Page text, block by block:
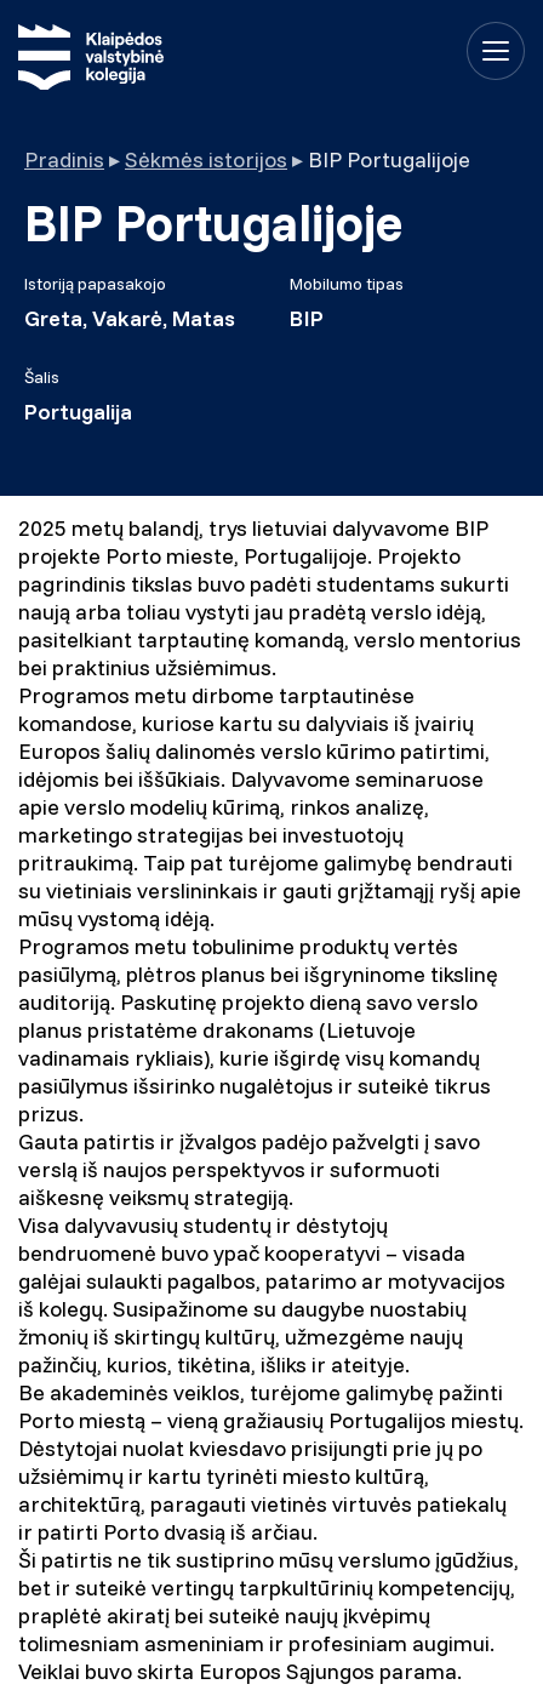
Pradinis ▸Sėkmės istorijos ▸ BIP Portugalijoje
BIP Portugalijoje
Istoriją papasakojo
Greta, Vakarė, Matas
Mobilumo tipas
BIP
Šalis
Portugalija
2025 metų balandį, trys lietuviai dalyvavome BIP
projekte Porto mieste, Portugalijoje. Projekto
pagrindinis tikslas buvo padėti studentams sukurti
naują arba toliau vystyti jau pradėtą verslo idėją,
pasitelkiant tarptautinę komandą, verslo mentorius
bei praktinius užsiėmimus.
Programos metu dirbome tarptautinėse
komandose, kuriose kartu su dalyviais iš įvairių
Europos šalių dalinomės verslo kūrimo patirtimi,
idėjomis bei iššūkiais. Dalyvavome seminaruose
apie verslo modelių kūrimą, rinkos analizę,
marketingo strategijas bei investuotojų
pritraukimą. Taip pat turėjome galimybę bendrauti
su vietiniais verslininkais ir gauti grįžtamąjį ryšį apie
mūsų vystomą idėją.
Programos metu tobulinime produktų vertės
pasiūlymą, plėtros planus bei išgryninome tikslinę
auditoriją. Paskutinę projekto dieną savo verslo
planus pristatėme drakonams (Lietuvoje
vadinamais rykliais), kurie išgirdę visų komandų
pasiūlymus išsirinko nugalėtojus ir suteikė tikrus
prizus.
Gauta patirtis ir įžvalgos padėjo pažvelgti į savo
verslą iš naujos perspektyvos ir suformuoti
aiškesnę veiksmų strategiją.
Visa dalyvavusių studentų ir dėstytojų
bendruomenė buvo ypač kooperatyvi – visada
galėjai sulaukti pagalbos, patarimo ar motyvacijos
iš kolegų. Susipažinome su daugybe nuostabių
žmonių iš skirtingų kultūrų, užmezgėme naujų
pažinčių, kurios, tikėtina, išliks ir ateityje.
Be akademinės veiklos, turėjome galimybę pažinti
Porto miestą – vieną gražiausių Portugalijos miestų.
Dėstytojai nuolat kviesdavo prisijungti prie jų po
užsiėmimų ir kartu tyrinėti miesto kultūrą,
architektūrą, paragauti vietinės virtuvės patiekalų
ir patirti Porto dvasią iš arčiau.
Ši patirtis ne tik sustiprino mūsų verslumo įgūdžius,
bet ir suteikė vertingų tarpkultūrinių kompetencijų,
praplėtė akiratį bei suteikė naujų įkvėpimų
tolimesniam asmeniniam ir profesiniam augimui.
Veiklai buvo skirta Europos Sąjungos parama.